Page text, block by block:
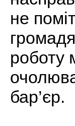
не
роботу
бар’єр.